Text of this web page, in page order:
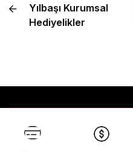
Yılbaşı Kurumsal
Hediyelikler